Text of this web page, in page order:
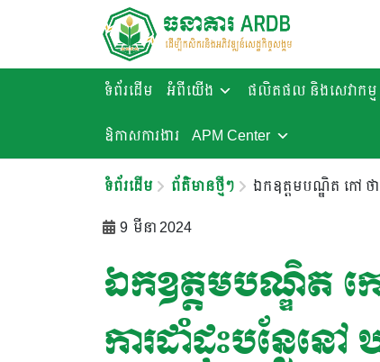
ទំព័រដើម អំពីយើង ផលិតផល និងសេវាកម្ម
ឱកាសការងារ​ APM Center
ទំព័រដើម ព័ត៌មានថ្មីៗ ឯកឧត្តមបណ្ឌិត​ កៅ​ ថ
9 មីនា 2024
ឯកឧត្តមបណ្ឌិត​ ក
ការដាំដុះបន្លែន